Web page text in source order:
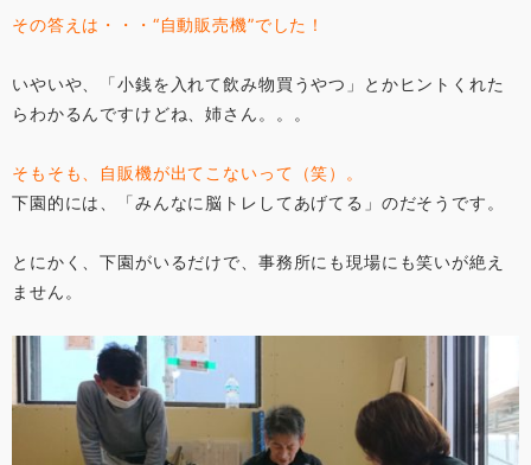
その答えは・・・“自動販売機”でした！
いやいや、「小銭を入れて飲み物買うやつ」とかヒントくれた
らわかるんですけどね、姉さん。。。
そもそも、自販機が出てこないって（笑）。
下園的には、「みんなに脳トレしてあげてる」のだそうです。
とにかく、下園がいるだけで、事務所にも現場にも笑いが絶え
ません。